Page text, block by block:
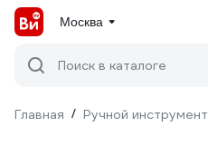
Москва
Поиск в каталоге
Главная / Ручной инструмент